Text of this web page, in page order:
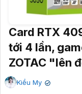
Card RTX
tới 4 lần,
ZOTAC "lên
Kiều My ✔